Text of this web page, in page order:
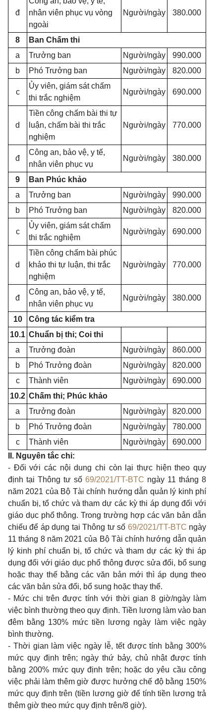
đ
nhân viên phục vụ vòng
ngoài
Người/ngày 380.000
8
Ban Chấm thi
a
Trưởng ban Người/ngày
990.000
b
Phó Trưởng ban Người/ngày 820.000
c
Ủy viên, giám sát chấm
thi trắc nghiệm
Người/ngày 690.000
d
Tiền công chấm bài thi tự
luận, chấm bài thi trắc
nghiệm
Người/ngày 770.000
đ
Công an, bảo vệ, y tế,
nhân viên phục vụ
Người/ngày 380.000
9
Ban Phúc khảo
a
Trưởng ban Người/ngày
990.000
b
Phó Trưởng ban Người/ngày 820.000
c
Ủy viên, giám sát chấm
thi trắc nghiệm
Người/ngày 690.000
d
Tiền công chấm bài phúc
khảo thi tự luận, thi trắc
nghiệm
Người/ngày 770.000
đ
Công an, bảo vệ, y tế,
nhân viên phục vụ
Người/ngày 380.000
10
Công tác kiểm tra
10.1 Chuẩn bị thi; Coi thi
a
Trưởng đoàn Người/ngày
860.000
b
Phó Trưởng đoàn Người/ngày
820.000
c
Thành viên Người/ngày
690.000
10.2 Chấm thi; Phúc khảo
a
Trưởng đoàn Người/ngày
820.000
b
Phó Trưởng đoàn Người/ngày
780.000
c
Thành viên Người/ngày
690.000
II. Nguyên tắc chi:
- Đối với các nội dung chi còn lại thực hiện theo quy
định tại Thông tư số 69/2021/TT-BTC ngày 11 tháng 8
năm 2021 của Bộ Tài chính hướng dẫn quản lý kinh phí
chuẩn bị, tổ chức và tham dự các kỳ thi áp dụng đối với
giáo dục phổ thông. Trong trường hợp các văn bản dẫn
chiếu để áp dụng tại Thông tư số 69/2021/TT-BTC ngày
11 tháng 8 năm 2021 của Bộ Tài chính hướng dẫn quản
lý kinh phí chuẩn bị, tổ chức và tham dự các kỳ thi áp
dụng đối với giáo dục phổ thông được sửa đổi, bổ sung
hoặc thay thế bằng các văn bản mới thì áp dụng theo
các văn bản sửa đổi, bổ sung hoặc thay thế.
- Mức chi trên được tính với thời gian 8 giờ/ngày làm
việc bình thường theo quy định. Tiền lương làm vào ban
đêm bằng 130% mức tiền lương ngày làm việc ngày
bình thường.
- Thời gian làm việc ngày lễ, tết được tính bằng 300%
mức quy định trên; ngày thứ bảy, chủ nhật được tính
bằng 200% mức quy định trên; hoặc do yêu cầu công
việc phải làm thêm giờ được hưởng chế độ bằng 150%
mức quy định trên (tiền lương giờ để tính tiền lương trả
thêm giờ theo mức quy định trên/8 giờ).